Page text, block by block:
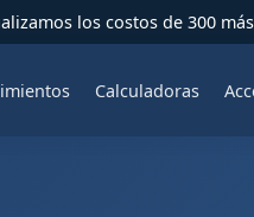
los costos de 300
Calculadoras